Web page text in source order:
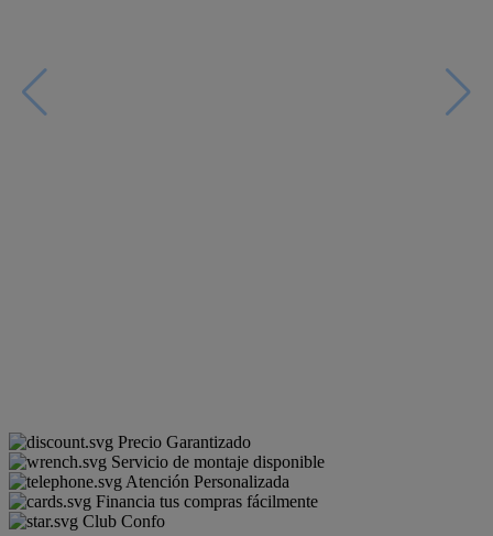
Precio Garantizado
Servicio de montaje disponible
Atención Personalizada
Financia tus compras fácilmente
Club Confo